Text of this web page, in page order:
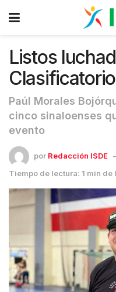
Listos
Paúl Morales
cinco sinaloenses
evento
por Redacción ISDE
Tiempo de lectura: 1 min de